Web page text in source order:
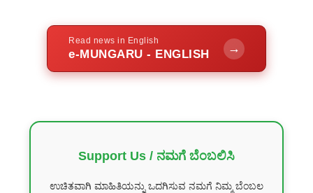
Read news in English
e-MUNGARU - ENGLISH →
Support Us / ನಮಗೆ ಬೆಂಬಲಿಸಿ
ಉಚಿತವಾಗಿ ಮಾಹಿತಿಯನ್ನು ಒದಗಿಸುವ ನಮಗೆ ನಿಮ್ಮ ಬೆಂಬಲ